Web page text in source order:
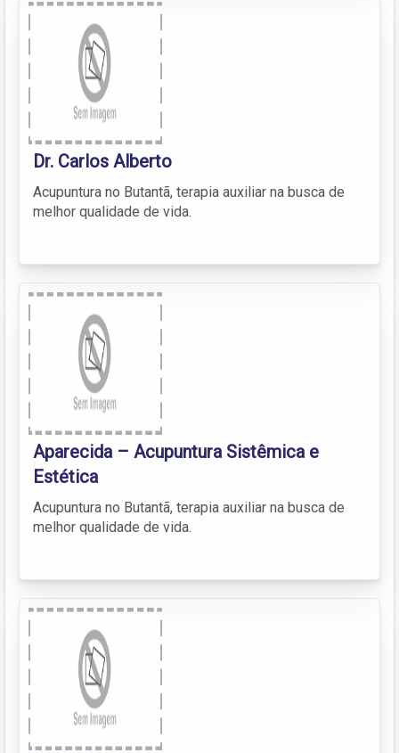
Dr. Carlos Alberto
Acupuntura no Butantã, terapia auxiliar na busca de
melhor qualidade de vida.
Aparecida – Acupuntura Sistêmica e
Estética
Acupuntura no Butantã, terapia auxiliar na busca de
melhor qualidade de vida.